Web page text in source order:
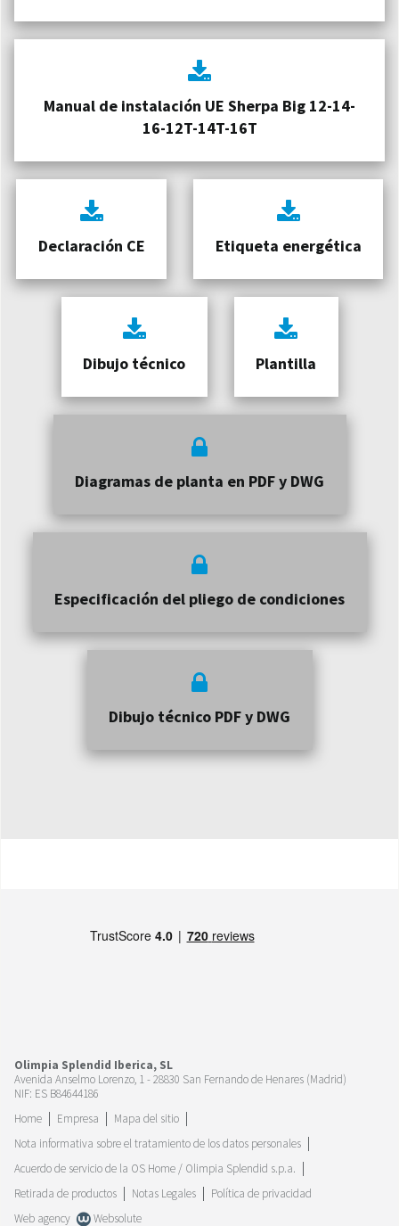
Manual de instalación UE Sherpa Big 12-14-
16-12T-14T-16T
Declaración CE Etiqueta energética
Dibujo técnico Plantilla
Diagramas de planta en PDF y DWG
Especificación del pliego de condiciones
Dibujo técnico PDF y DWG
Olimpia Splendid Iberica, SL
Avenida Anselmo Lorenzo, 1 - 28830 San Fernando de Henares (Madrid)
NIF: ES B84644186
Home
Empresa
Mapa del sitio
Nota informativa sobre el tratamiento de los datos personales
Acuerdo de servicio de la OS Home / Olimpia Splendid s.p.a.
Retirada de productos
Notas Legales
Política de privacidad
Web agency
Websolute